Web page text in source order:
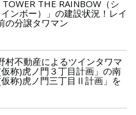
THE RAINBOW（シ
ンボー）」の建設状況！レイ
の分譲タワマン
村不動産によるツインタワマ
称)虎ノ門３丁目計画」の南
称)虎ノ門三丁目Ⅱ計画」を